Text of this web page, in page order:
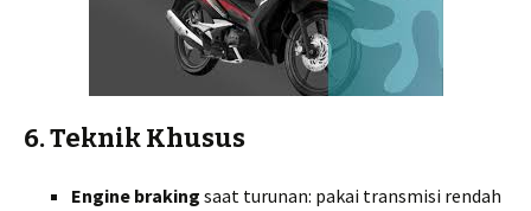
6. Teknik Khusus
Engine braking saat turunan: pakai transmisi rendah